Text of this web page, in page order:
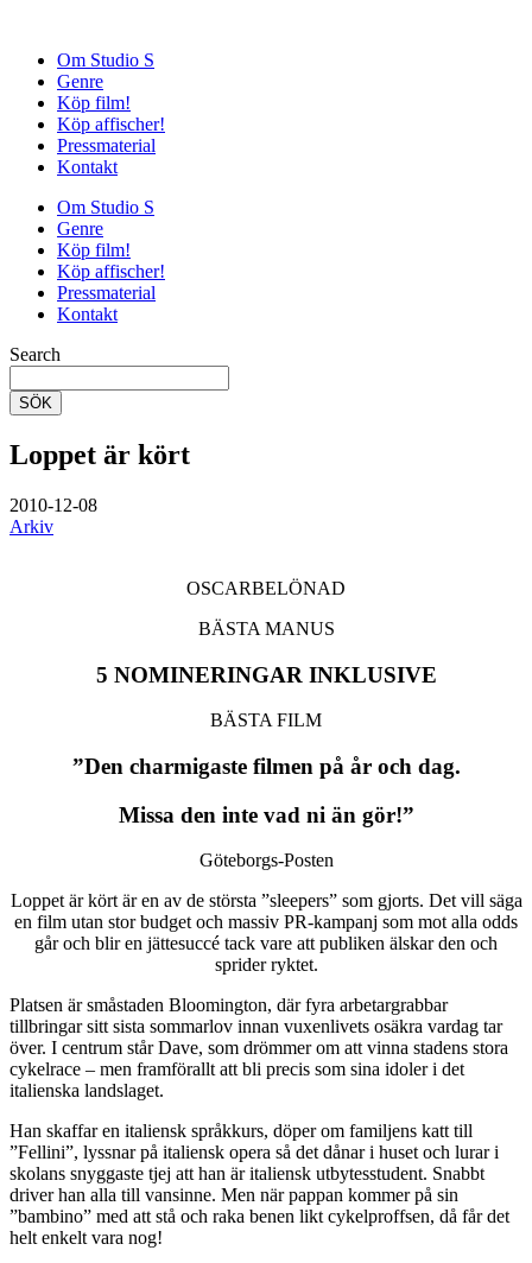
Om Studio S
Genre
Köp film!
Köp affischer!
Pressmaterial
Kontakt
Om Studio S
Genre
Köp film!
Köp affischer!
Pressmaterial
Kontakt
Search
SÖK
Loppet är kört
2010-12-08
Arkiv
OSCARBELÖNAD
BÄSTA MANUS
5 NOMINERINGAR INKLUSIVE
BÄSTA FILM
”Den charmigaste filmen på år och dag.
Missa den inte vad ni än gör!”
Göteborgs-Posten
Loppet är kört är en av de största ”sleepers” som gjorts. Det vill säga
en film utan stor budget och massiv PR-kampanj som mot alla odds
går och blir en jättesuccé tack vare att publiken älskar den och
sprider ryktet.
Platsen är småstaden Bloomington, där fyra arbetargrabbar
tillbringar sitt sista sommarlov innan vuxenlivets osäkra vardag tar
över. I centrum står Dave, som drömmer om att vinna stadens stora
cykelrace – men framförallt att bli precis som sina idoler i det
italienska landslaget.
Han skaffar en italiensk språkkurs, döper om familjens katt till
”Fellini”, lyssnar på italiensk opera så det dånar i huset och lurar i
skolans snyggaste tjej att han är italiensk utbytesstudent. Snabbt
driver han alla till vansinne. Men när pappan kommer på sin
”bambino” med att stå och raka benen likt cykelproffsen, då får det
helt enkelt vara nog!